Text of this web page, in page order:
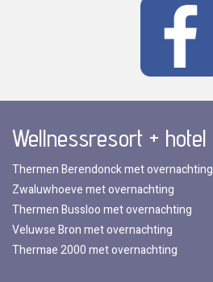
Wellnessresort + hotel
Thermen Berendonck met overnachting
Zwaluwhoeve met overnachting
Thermen Bussloo met overnachting
Veluwse Bron met overnachting
Thermae 2000 met overnachting